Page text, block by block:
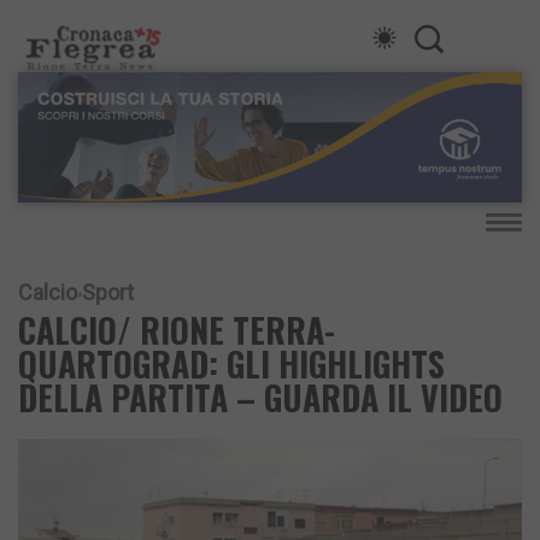
Calcio Sport
CALCIO/ RIONE TERRA-
QUARTOGRAD: GLI HIGHLIGHTS
DELLA PARTITA – GUARDA IL VIDEO